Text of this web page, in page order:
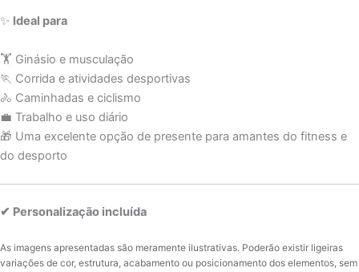
✨ Ideal para
🏋️ Ginásio e musculação
🏃 Corrida e atividades desportivas
🚴 Caminhadas e ciclismo
💼 Trabalho e uso diário
🎁 Uma excelente opção de presente para amantes do fitness e
do desporto
✔ Personalização incluída
As imagens apresentadas são meramente ilustrativas. Poderão existir ligeiras
variações de cor, estrutura, acabamento ou posicionamento dos elementos, sem